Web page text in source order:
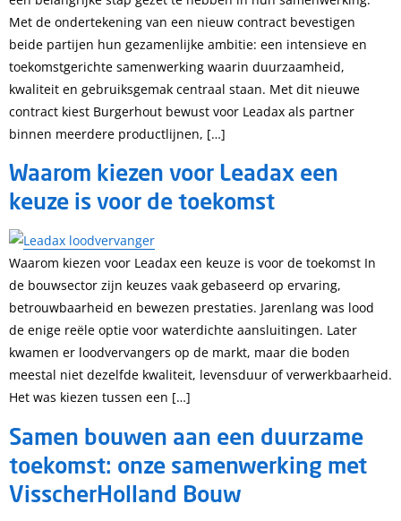
Met de ondertekening van een nieuw contract bevestigen
beide partijen hun gezamenlijke ambitie: een intensieve en
toekomstgerichte samenwerking waarin duurzaamheid,
kwaliteit en gebruiksgemak centraal staan. Met dit nieuwe
contract kiest Burgerhout bewust voor Leadax als partner
binnen meerdere productlijnen, […]
Waarom kiezen voor Leadax een
keuze is voor de toekomst
Waarom kiezen voor Leadax een keuze is voor de toekomst In
de bouwsector zijn keuzes vaak gebaseerd op ervaring,
betrouwbaarheid en bewezen prestaties. Jarenlang was lood
de enige reële optie voor waterdichte aansluitingen. Later
kwamen er loodvervangers op de markt, maar die boden
meestal niet dezelfde kwaliteit, levensduur of verwerkbaarheid.
Het was kiezen tussen een […]
Samen bouwen aan een duurzame
toekomst: onze samenwerking met
VisscherHolland Bouw